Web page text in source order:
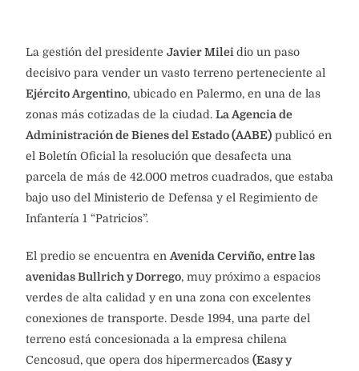
La gestión del presidente Javier Mileidio un paso
decisivo para vender un vasto terreno perteneciente al
Ejército Argentino, ubicado en Palermo, en una de las
zonas más cotizadas de la ciudad. La Agencia de
Administración de Bienes del Estado (AABE) publicó en
el Boletín Oficial la resolución que desafecta una
parcela de más de 42.000 metros cuadrados, que estaba
bajo uso del Ministerio de Defensa y el Regimiento de
Infantería 1 “Patricios”.
El predio se encuentra enAvenida Cerviño, entre las
avenidas Bullrich y Dorrego, muy próximo a espacios
verdes de alta calidad y en una zona con excelentes
conexiones de transporte. Desde 1994, una parte del
terreno está concesionada a la empresa chilena
Cencosud, que opera dos hipermercados (Easy y